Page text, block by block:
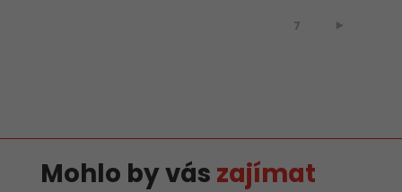
7 ⯈
Mohlo by vás zajímat